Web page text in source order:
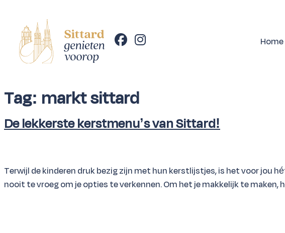
Home
Tag: markt sittard
De lekkerste kerstmenu’s van Sittard!
Terwijl de kinderen druk bezig zijn met hun kerstlijstjes, is het voor jou
nooit te vroeg om je opties te verkennen. Om het je makkelijk te